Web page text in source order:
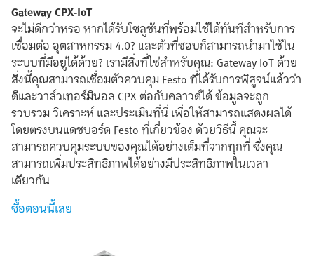
Gateway CPX-IoT
จะไม่ดีกว่าหรอ หากได้รับโซลูชันที่พร้อมใช้ได้ทันทีสำหรับการ
เชื่อมต่อ อุตสาหกรรม 4.0? และตัวที่ชอบก็สามารถนำมาใช้ใน
ระบบที่มีอยู่ได้ด้วย? เรามีสิ่งที่ใช่สำหรับคุณ: Gateway IoT ด้วย
สิ่งนี้คุณสามารถเชื่อมตัวควบคุม Festo ที่ได้รับการพิสูจน์แล้วว่า
ดีและวาล์วเทอร์มินอล CPX ต่อกับคลาวด์ได้ ข้อมูลจะถูก
รวบรวม วิเคราะห์ และประเมินที่นี่ เพื่อให้สามารถแสดงผลได้
โดยตรงบนแดชบอร์ด Festo ที่เกี่ยวข้อง ด้วยวิธีนี้ คุณจะ
สามารถควบคุมระบบของคุณได้อย่างเต็มที่จากทุกที่ ซึ่งคุณ
สามารถเพิ่มประสิทธิภาพได้อย่างมีประสิทธิภาพในเวลา
เดียวกัน
ซื้อตอนนี้เลย